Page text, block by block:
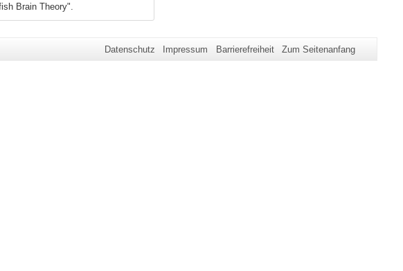
Brain Theory".
Datenschutz Impressum Barrierefreiheit Zum Seitenanfang